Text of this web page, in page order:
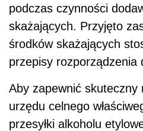
podczas czynności
skażających. Przyjęto
środków skażających
przepisy rozporządzenia
Aby zapewnić skuteczny
urzędu celnego
przesyłki alkoholu